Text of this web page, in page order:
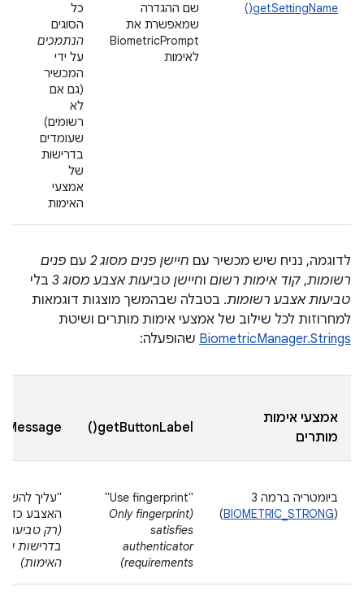
getSettingName()
שם ההגדרה
שמאפשרת את
BiometricPrompt
לאימות
כל
הסוגים
הנתמכים
על ידי
המכשיר
(גם אם
לא
רשומים)
שעומדים
בדרישות
של
אמצעי
האימות
לדוגמה, נניח שיש מכשיר עם חיישן פנים מסוג 2 עם פנים
רשומות, קוד אימות רשום וחיישן טביעות אצבע מסוג 3
בלי
טביעות אצבע רשומות. בטבלה שבהמשך מוצגות דוגמאות
למחרוזות לכל שילוב של אמצעי אימות מותרים ושיטת
BiometricManager.Strings שהופעלה:
אמצעי אימות
מותרים
getButtonLabel()
ביומטריה ברמה 3
(
BIOMETRIC_STRONG
)
‫"Use fingerprint"
(Only fingerprint
satisfies
authenticator
requirements)
"עליך
האצבע כדי
(רק טביעת
בדרישות
האימות)